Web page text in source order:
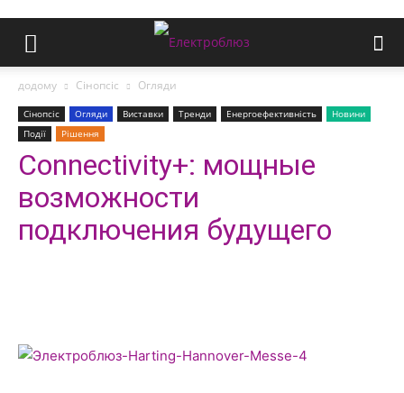
додому Сінопсіс Огляди
Сінопсіс Огляди Виставки Тренди Енергоефективність
Новини
Події
Рішення
Connectivity+: мощные
возможности
подключения будущего